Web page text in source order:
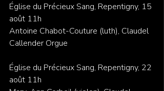
Église du Précieux Sang, Repentigny, 15
août 11h
Antoine Chabot-Couture (luth), Claudel
Callender Orgue
Église du Précieux Sang, Repentigny, 22
août 11h